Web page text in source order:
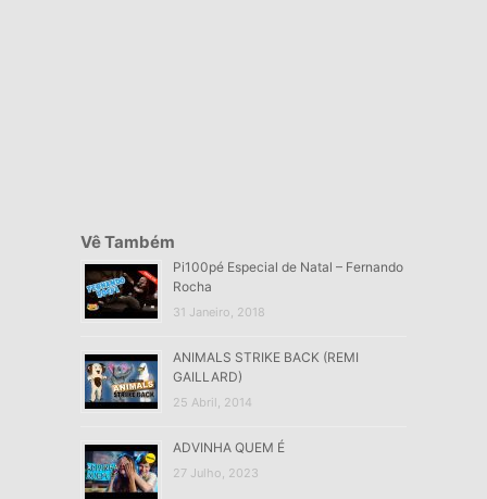
Vê Também
Pi100pé Especial de Natal – Fernando
Rocha
31 Janeiro, 2018
ANIMALS STRIKE BACK (REMI
GAILLARD)
25 Abril, 2014
ADVINHA QUEM É
27 Julho, 2023